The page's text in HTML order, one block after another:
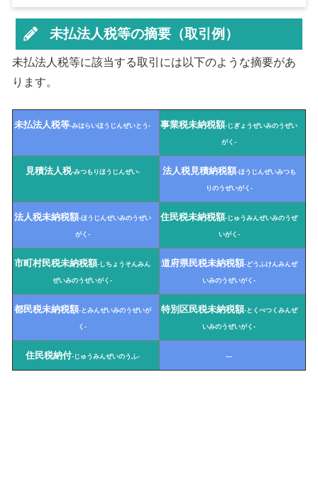
未払法人税等の摘要（取引例）
未払法人税等に該当する取引には以下のような摘要があ
ります。
未払法人税等-みはらいほうじんぜいとう- 事業税未納税額-じぎょうぜいみのうぜい
がく-
見積法人税-みつもりほうじんぜい- 法人税見積納税額-ほうじんぜいみつも
りのうぜいがく-
法人税未納税額-ほうじんぜいみのうぜい
がく-
住民税未納税額-じゅうみんぜいみのうぜ
いがく-
市町村民税未納税額-しちょうそんみん
ぜいみのうぜいがく-
道府県民税未納税額-どうふけんみんぜ
いみのうぜいがく-
都民税未納税額-とみんぜいみのうぜいが
く-
特別区民税未納税額-とくべつくみんぜ
いみのうぜいがく-
住民税納付-じゅうみんぜいのうふ- —